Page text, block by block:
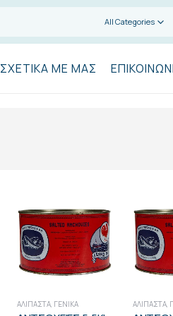
All Categories
ΣΧΕΤΙΚΆ ΜΕ ΜΑΣ
ΑΛΊΠΑΣΤΑ, ΓΕΝΙΚΑ ΑΛΊΠΑΣΤΑ,